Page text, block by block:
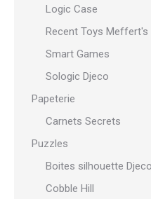
Logic Case
Recent Toys Meffert's
Smart Games
Sologic Djeco
Papeterie
Carnets Secrets
Puzzles
Boites silhouette Djeco
Cobble Hill